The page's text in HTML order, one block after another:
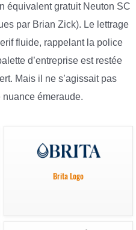
équivalent gratuit Neuton SC
par Brian Zick). Le lettrage
fluide, rappelant la police
d’entreprise est restée
Mais il ne s’agissait pas
nuance émeraude.
Brita Logo